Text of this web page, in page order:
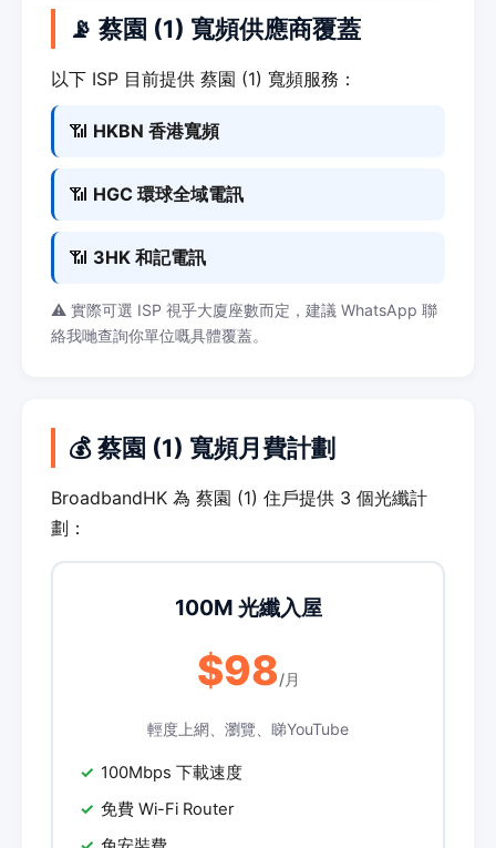
📡 蔡園 (1) 寬頻供應商覆蓋
以下 ISP 目前提供 蔡園 (1) 寬頻服務：
📶 HKBN 香港寬頻
📶 HGC 環球全域電訊
📶 3HK 和記電訊
⚠️ 實際可選 ISP 視乎大廈座數而定，建議 WhatsApp 聯
絡我哋查詢你單位嘅具體覆蓋。
💰 蔡園 (1) 寬頻月費計劃
BroadbandHK 為 蔡園 (1) 住戶提供 3 個光纖計
劃：
100M 光纖入屋
$98/月
輕度上網、瀏覽、睇YouTube
100Mbps 下載速度
免費 Wi-Fi Router